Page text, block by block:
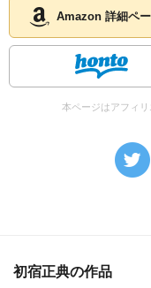
Amazon 詳細ペ
本ページはアフィ
初宿正典の作品